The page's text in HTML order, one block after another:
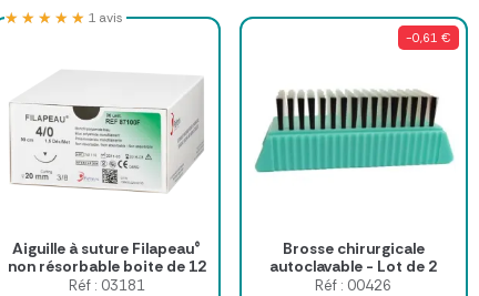
Aiguille à suture Filapeau®
non résorbable boite de 12
Réf : 03181
★★★★★
★★★★★ 1 avis
-0,61 €
Brosse chirurgicale
autoclavable - Lot de 2
Réf : 00426